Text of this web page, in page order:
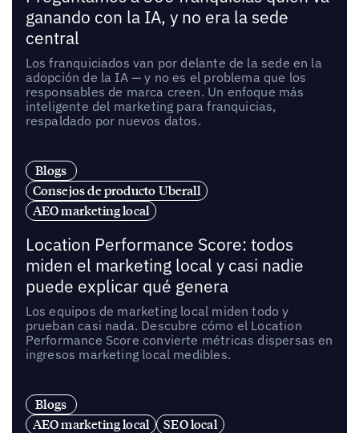
ganando con la IA, y no era la sede
central
Los franquiciados van por delante de la sede en la
adopción de la IA — y no es el problema que los
responsables de marca creen. Un enfoque más
inteligente del marketing para franquicias,
respaldado por nuevos datos.
Blogs
Consejos de producto Uberall
AEO marketing local
Location Performance Score: todos
miden el marketing local y casi nadie
puede explicar qué genera
Los equipos de marketing local miden todo y
prueban casi nada. Descubre cómo el Location
Performance Score convierte métricas dispersas en
ingresos marketing local medibles.
Blogs
AEO marketing local
SEO local